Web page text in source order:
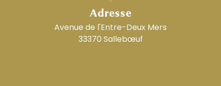
Adresse
Avenue de l'Entre-Deux Mers
33370 Sallebœuf